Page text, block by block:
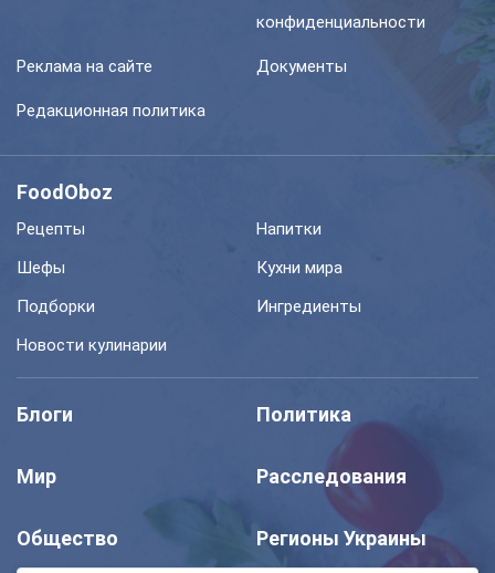
конфиденциальности
Реклама на сайте Документы
Редакционная политика
FoodOboz
Рецепты
Напитки
Шефы
Кухни мира
Подборки
Ингредиенты
Новости кулинарии
Блоги Политика
Мир Расследования
Общество Регионы Украины